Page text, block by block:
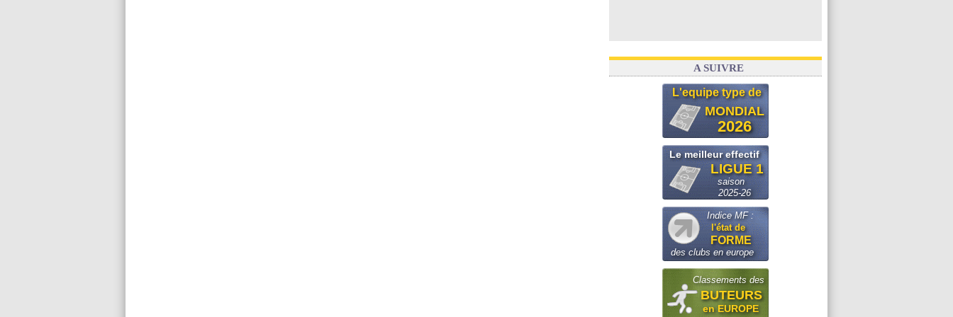
A SUIVRE
L'equipe type de
MONDIAL
2026
Le meilleur effectif
LIGUE 1
saison
2025-26
Indice MF :
l'état de
FORME
des clubs en europe
Classements des
BUTEURS
en EUROPE